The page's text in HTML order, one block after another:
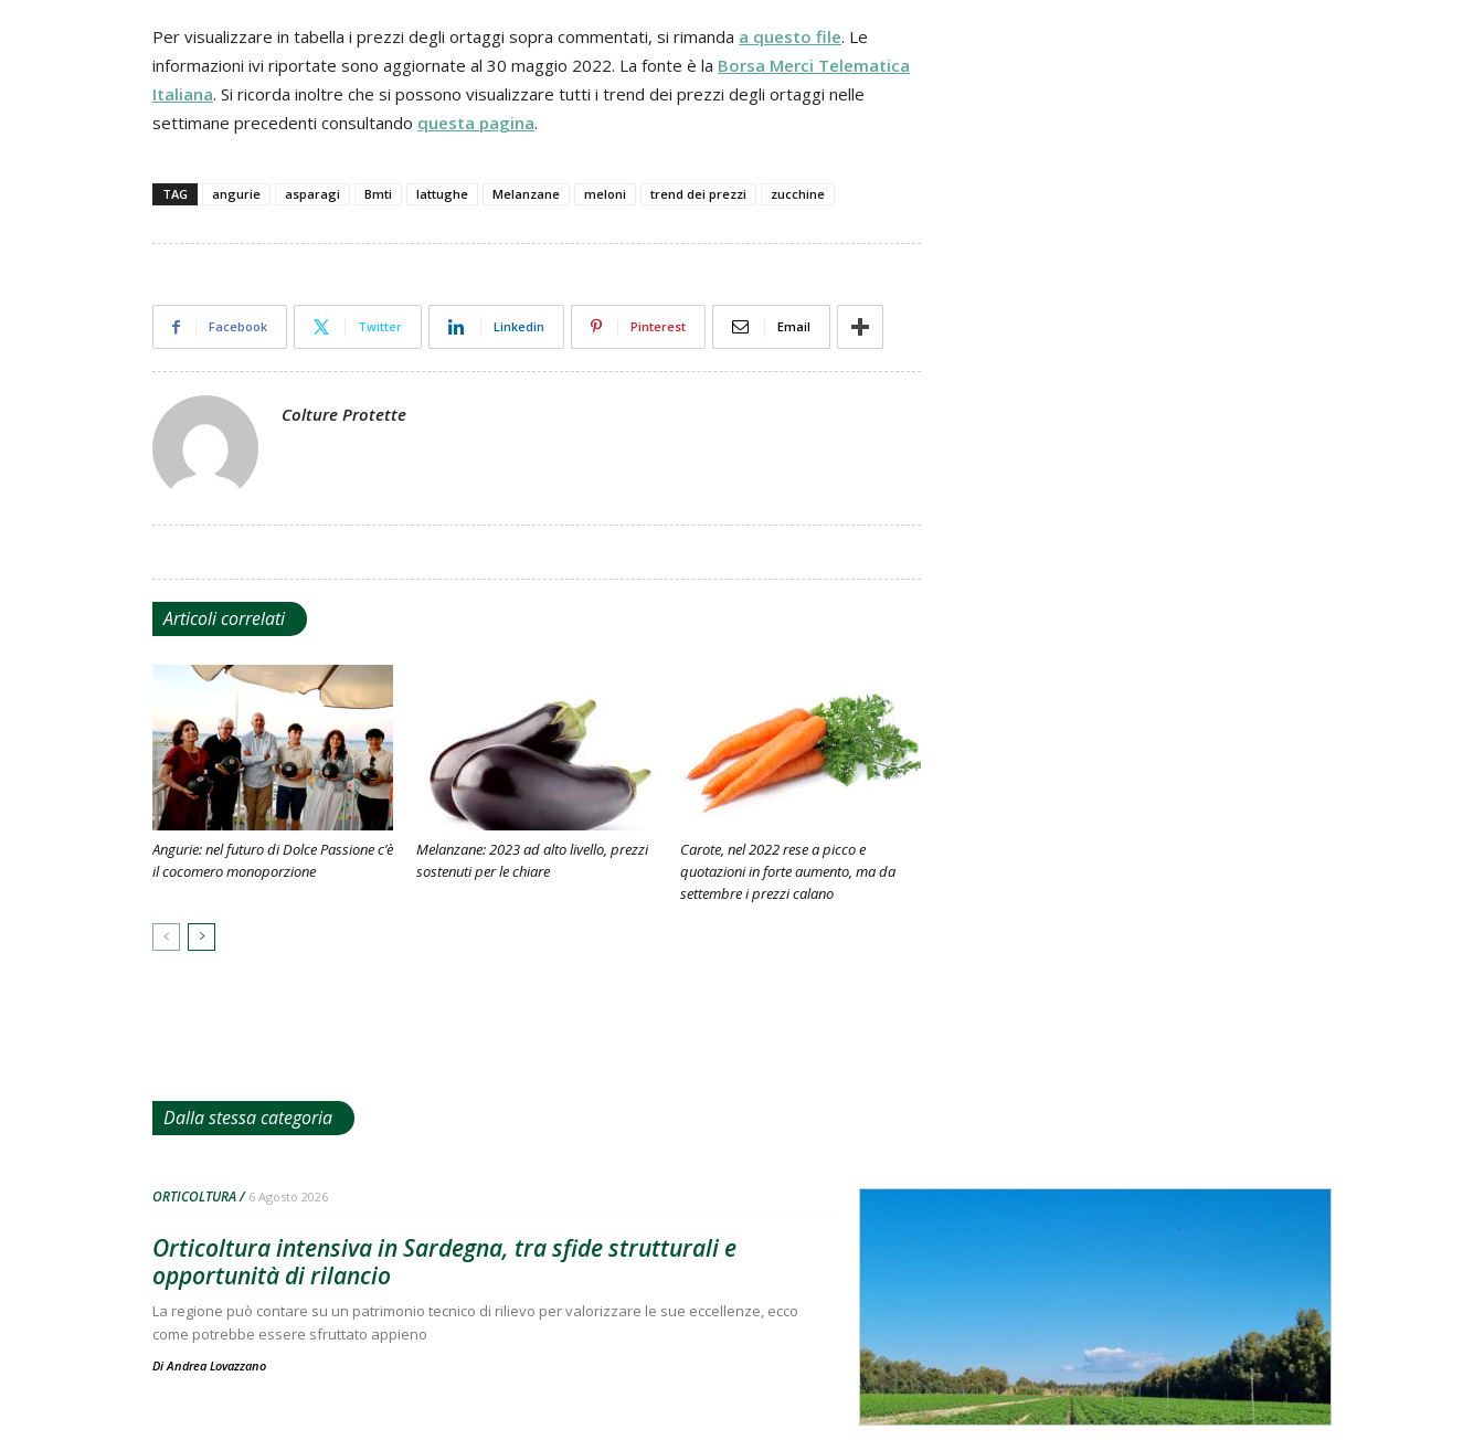
Per visualizzare in tabella i prezzi degli ortaggi sopra commentati, si rimanda a questo file. Le
informazioni ivi riportate sono aggiornate al 30 maggio 2022. La fonte è la Borsa Merci Telematica
Italiana. Si ricorda inoltre che si possono visualizzare tutti i trend dei prezzi degli ortaggi nelle
settimane precedenti consultando questa pagina.
TAG angurie asparagi Bmti lattughe Melanzane meloni trend dei prezzi zucchine
Facebook Twitter Linkedin Pinterest Email
Colture Protette
Articoli correlati
Angurie: nel futuro di Dolce Passione c’è
il cocomero monoporzione
Melanzane: 2023 ad alto livello, prezzi
sostenuti per le chiare
Carote, nel 2022 rese a picco e
quotazioni in forte aumento, ma da
settembre i prezzi calano
Dalla stessa categoria
ORTICOLTURA 6 Agosto 2026
Orticoltura intensiva in Sardegna, tra sfide strutturali e
opportunità di rilancio
La regione può contare su un patrimonio tecnico di rilievo per valorizzare le sue eccellenze, ecco
come potrebbe essere sfruttato appieno
DiAndrea Lovazzano